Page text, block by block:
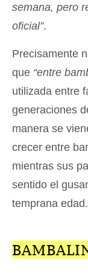
semana, pero
oficial”.
Precisamente
que “entre
utilizada entre
generaciones
manera se
crecer entre
mientras sus
sentido el
temprana edad.